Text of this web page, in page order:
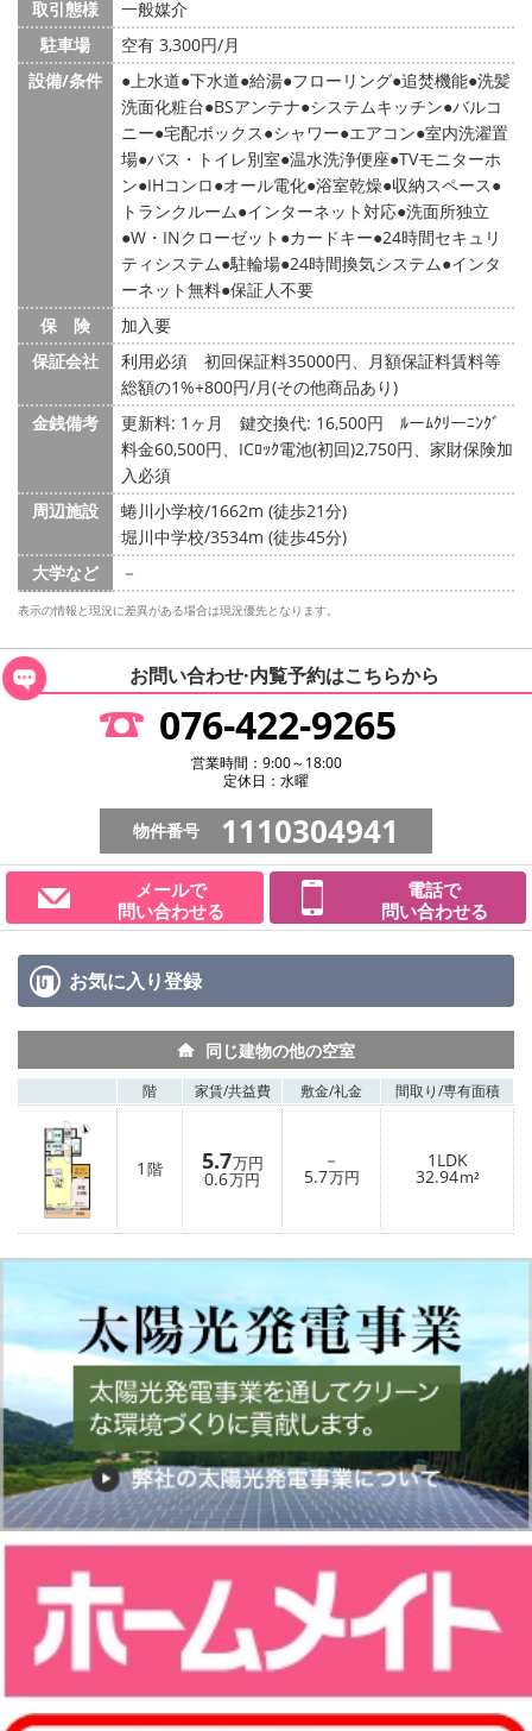
取引態様
一般媒介
駐車場
空有 3,300円/月
設備/条件
上水道 下水道 給湯 フローリング 追焚機能 洗髪
洗面化粧台 BSアンテナ システムキッチン バルコ
ニー 宅配ボックス シャワー エアコン 室内洗濯置
場 バス・トイレ別室 温水洗浄便座 TVモニターホ
ン IHコンロ オール電化 浴室乾燥 収納スペース
トランクルーム インターネット対応 洗面所独立
W・INクローゼット
カードキー 24時間セキュリ
ティシステム 駐輪場 24時間換気システム インタ
ーネット無料 保証人不要
保 険
加入要
保証会社
利用必須 初回保証料35000円、月額保証料賃料等
総額の1%+800円/月(その他商品あり)
金銭備考
更新料: 1ヶ月 鍵交換代: 16,500円
ﾙーﾑｸﾘーﾆﾝｸﾞ
料金60,500円、ICﾛｯｸ電池(初回)2,750円、家財保険加
入必須
周辺施設
蜷川小学校/1662m (徒歩21分)
堀川中学校/3534m (徒歩45分)
大学など
－
表示の情報と現況に差異がある場合は現況優先となります。
お問い合わせ·内覧予約はこちらから
076-422-9265
営業時間：9:00～18:00
定休日：水曜
物件番号 1110304941
メールで
問い合わせる
電話で
問い合わせる
お気に入り登録
同じ建物の他の空室
階 家賃/共益費 敷金/礼金 間取り/専有面積
1 階 5.7万円
0.6万円
－
5.7万円
1LDK
32.94m²